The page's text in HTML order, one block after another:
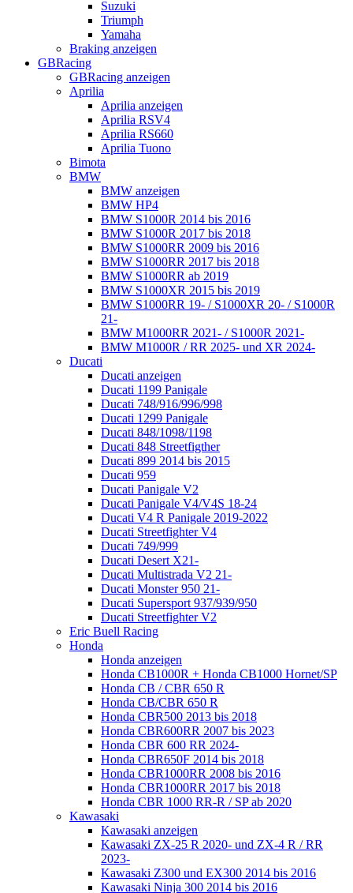
Suzuki
Triumph
Yamaha
Braking anzeigen
GBRacing
GBRacing anzeigen
Aprilia
Aprilia anzeigen
Aprilia RSV4
Aprilia RS660
Aprilia Tuono
Bimota
BMW
BMW anzeigen
BMW HP4
BMW S1000R 2014 bis 2016
BMW S1000R 2017 bis 2018
BMW S1000RR 2009 bis 2016
BMW S1000RR 2017 bis 2018
BMW S1000RR ab 2019
BMW S1000XR 2015 bis 2019
BMW S1000RR 19- / S1000XR 20- / S1000R
21-
BMW M1000RR 2021- / S1000R 2021-
BMW M1000R / RR 2025- und XR 2024-
Ducati
Ducati anzeigen
Ducati 1199 Panigale
Ducati 748/916/996/998
Ducati 1299 Panigale
Ducati 848/1098/1198
Ducati 848 Streetfigther
Ducati 899 2014 bis 2015
Ducati 959
Ducati Panigale V2
Ducati Panigale V4/V4S 18-24
Ducati V4 R Panigale 2019-2022
Ducati Streetfighter V4
Ducati 749/999
Ducati Desert X21-
Ducati Multistrada V2 21-
Ducati Monster 950 21-
Ducati Supersport 937/939/950
Ducati Streetfighter V2
Eric Buell Racing
Honda
Honda anzeigen
Honda CB1000R + Honda CB1000 Hornet/SP
Honda CB / CBR 650 R
Honda CB/CBR 650 R
Honda CBR500 2013 bis 2018
Honda CBR600RR 2007 bis 2023
Honda CBR 600 RR 2024-
Honda CBR650F 2014 bis 2018
Honda CBR1000RR 2008 bis 2016
Honda CBR1000RR 2017 bis 2018
Honda CBR 1000 RR-R / SP ab 2020
Kawasaki
Kawasaki anzeigen
Kawasaki ZX-25 R 2020- und ZX-4 R / RR
2023-
Kawasaki Z300 und EX300 2014 bis 2016
Kawasaki Ninja 300 2014 bis 2016